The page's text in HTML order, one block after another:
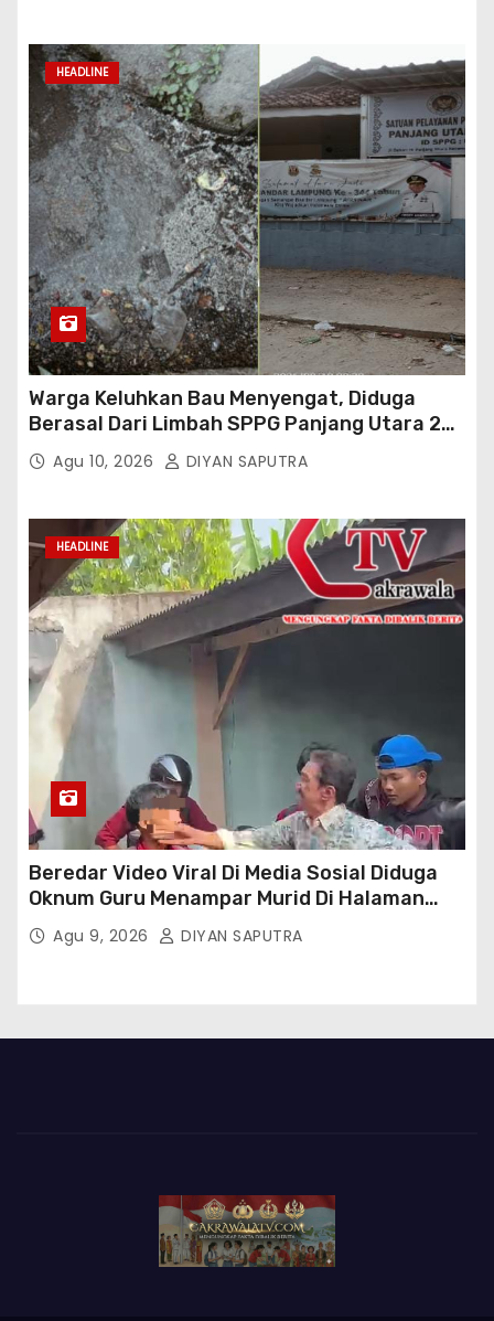
HEADLINE
Warga Keluhkan Bau Menyengat, Diduga
Berasal Dari Limbah SPPG Panjang Utara 2
Bandar Lampung
Agu 10, 2026 DIYAN SAPUTRA
HEADLINE
Beredar Video Viral Di Media Sosial Diduga
Oknum Guru Menampar Murid Di Halaman
Parkir Sekolah
Agu 9, 2026 DIYAN SAPUTRA